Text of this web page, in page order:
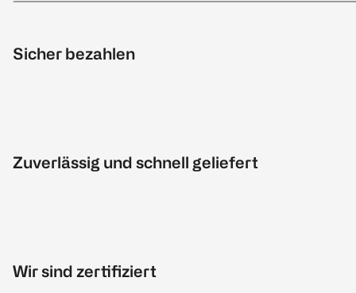
Sicher bezahlen
Zuverlässig und schnell geliefert
Wir sind zertifiziert